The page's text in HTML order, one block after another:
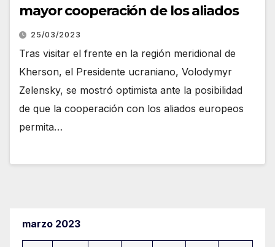
mayor cooperación de los aliados
25/03/2023
Tras visitar el frente en la región meridional de
Kherson, el Presidente ucraniano, Volodymyr
Zelensky, se mostró optimista ante la posibilidad
de que la cooperación con los aliados europeos
permita…
marzo 2023